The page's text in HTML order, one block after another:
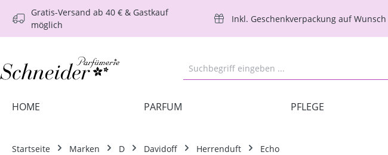
Hauptinhalt springen
Zur Suche springen
Zur Hauptnavigation springen
Gratis-Versand ab 40 € & Gastkauf
möglich
Inkl. Geschenkverpackung auf Wunsch
HOME PARFUM PFLEGE
Startseite Marken D Davidoff Herrenduft Echo